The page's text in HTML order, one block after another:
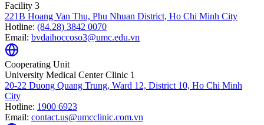
Facility 3
221B Hoang Van Thu, Phu Nhuan District, Ho Chi Minh City
Hotline: (84.28) 3842 0070
Email: bvdaihoccoso3@umc.edu.vn
Cooperating Unit
University Medical Center Clinic 1
20-22 Duong Quang Trung, Ward 12, District 10, Ho Chi Minh
City
Hotline: 1900 6923
Email: contact.us@umcclinic.com.vn